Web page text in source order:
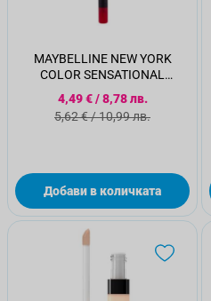
MAYBELLINE NEW YORK
COLOR SENSATIONAL
Оформящ молив за устни 90
BRICK RED, 1.3 гр.
Специална цена
4,49 €/8,78 лв.
Стандартна цена
5,62 €/10,99 лв.
Добави в количката